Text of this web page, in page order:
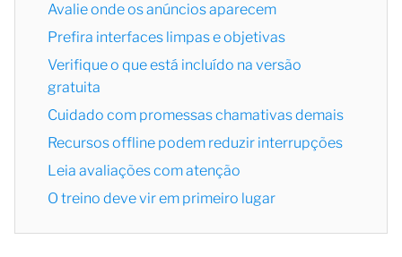
Avalie onde os anúncios aparecem
Prefira interfaces limpas e objetivas
Verifique o que está incluído na versão
gratuita
Cuidado com promessas chamativas demais
Recursos offline podem reduzir interrupções
Leia avaliações com atenção
O treino deve vir em primeiro lugar